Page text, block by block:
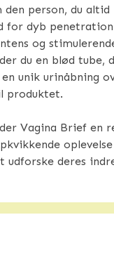
person, du
for dyb penetration
og
du en blød tube,
unik urinåbning
produktet.
Vagina Brief en
deres